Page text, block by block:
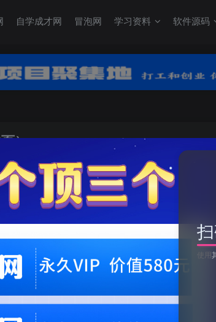
自学成才网 冒泡网 学习资料 软件源码
）
25春新一下语文笔画笔顺专项练习（23页）
此内容为付费资源，请付费后查看
梦币9.9
钻石会员 免费
使用